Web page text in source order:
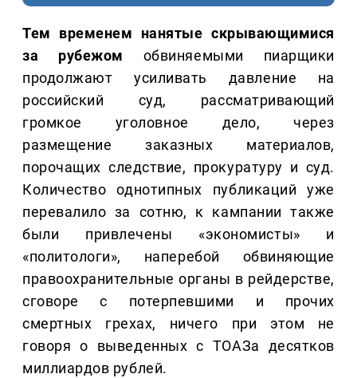
Тем временем нанятые скрывающимися
за рубежом обвиняемыми пиарщики
продолжают усиливать давление на
российский суд, рассматривающий
громкое уголовное дело, через
размещение заказных материалов,
порочащих следствие, прокуратуру и суд.
Количество однотипных публикаций уже
перевалило за сотню, к кампании также
были привлечены «экономисты» и
«политологи», наперебой обвиняющие
правоохранительные органы в рейдерстве,
сговоре с потерпевшими и прочих
смертных грехах, ничего при этом не
говоря о выведенных с ТОАЗа десятков
миллиардов рублей.